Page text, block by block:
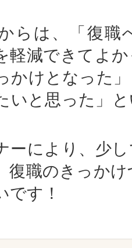
らは、「復職
軽減できてよ
かけとなった
いと思った」
により、少
復職のきっか
です！